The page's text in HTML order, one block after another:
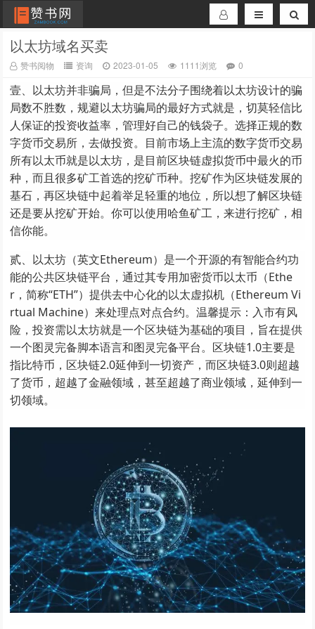
以太坊域名买卖
赞书阅物 资询 2023-01-05 1111浏览 0
壹、以太坊并非骗局，但是不法分子围绕着以太坊设计的骗
局数不胜数，规避以太坊骗局的最好方式就是，切莫轻信比
人保证的投资收益率，管理好自己的钱袋子。选择正规的数
字货币交易所，去做投资。目前市场上主流的数字货币交易
所有以太币就是以太坊，是目前区块链虚拟货币中最火的币
种，而且很多矿工首选的挖矿币种。挖矿作为区块链发展的
基石，再区块链中起着举足轻重的地位，所以想了解区块链
还是要从挖矿开始。你可以使用哈鱼矿工，来进行挖矿，相
信你能。
贰、以太坊（英文Ethereum）是一个开源的有智能合约功
能的公共区块链平台，通过其专用加密货币以太币（Ethe
r，简称“ETH”）提供去中心化的以太虚拟机（Ethereum Vi
rtual Machine）来处理点对点合约。温馨提示：入市有风
险，投资需以太坊就是一个区块链为基础的项目，旨在提供
一个图灵完备脚本语言和图灵完备平台。区块链1.0主要是
指比特币，区块链2.0延伸到一切资产，而区块链3.0则超越
了货币，超越了金融领域，甚至超越了商业领域，延伸到一
切领域。